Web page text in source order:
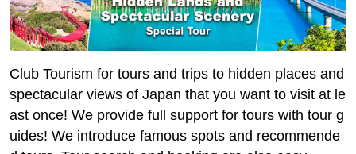
Club Tourism for tours and trips to hidden places and
spectacular views of Japan that you want to visit at le
ast once! We provide full support for tours with tour g
uides! We introduce famous spots and recommende